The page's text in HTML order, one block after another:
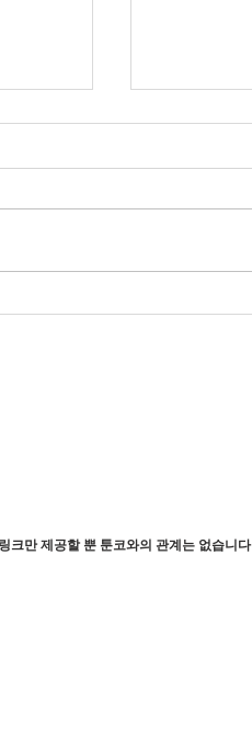
크만 제공할 뿐 툰코와의 관계는 없습니다